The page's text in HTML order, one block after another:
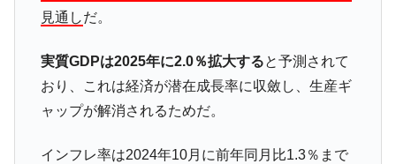
『Money1』
『Money1』
米国下院「韓国の公務員個人をターゲット
にぶん殴る法案」提出！⇒ クーパン問題は合衆国企業に対
する差別。許してはおかぬ
他人事のような発言。
見通しだ。
実質GDPは2025年に2.0％拡大すると予測されて
おり、これは経済が潜在成長率に収斂し、生産ギ
ャップが解消されるためだ。
インフレ率は2024年10月に前年同月比1.3％まで